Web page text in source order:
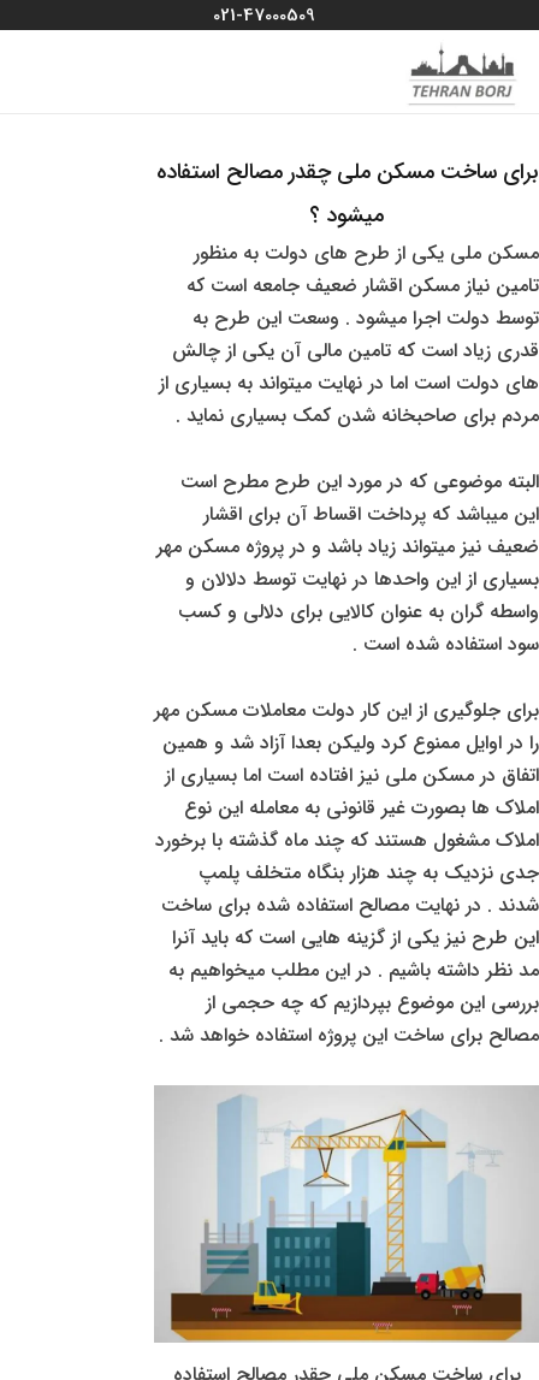
محتوا
021-47000509
برای ساخت مسکن ملی چقدر مصالح استفاده
میشود ؟
مسکن ملی یکی از طرح های دولت به منظور
تامین نیاز مسکن اقشار ضعیف جامعه است که
توسط دولت اجرا میشود . وسعت این طرح به
قدری زیاد است که تامین مالی آن یکی از چالش
های دولت است اما در نهایت میتواند به بسیاری از
مردم برای صاحبخانه شدن کمک بسیاری نماید .
البته موضوعی که در مورد این طرح مطرح است
این میباشد که پرداخت اقساط آن برای اقشار
ضعیف نیز میتواند زیاد باشد و در پروژه مسکن مهر
بسیاری از این واحدها در نهایت توسط دلالان و
واسطه گران به عنوان کالایی برای دلالی و کسب
سود استفاده شده است .
برای جلوگیری از این کار دولت معاملات مسکن مهر
را در اوایل ممنوع کرد ولیکن بعدا آزاد شد و همین
اتفاق در مسکن ملی نیز افتاده است اما بسیاری از
املاک ها بصورت غیر قانونی به معامله این نوع
املاک مشغول هستند که چند ماه گذشته با برخورد
جدی نزدیک به چند هزار بنگاه متخلف پلمپ
شدند . در نهایت مصالح استفاده شده برای ساخت
این طرح نیز یکی از گزینه هایی است که باید آنرا
مد نظر داشته باشیم . در این مطلب میخواهیم به
بررسی این موضوع بپردازیم که چه حجمی از
مصالح برای ساخت این پروژه استفاده خواهد شد .